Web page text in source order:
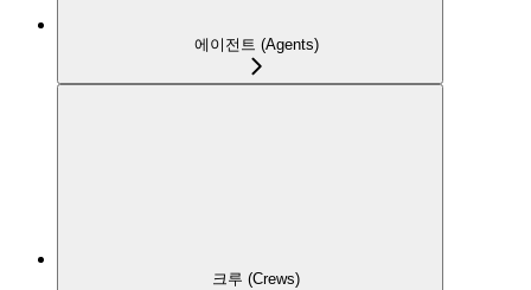
에이전트 (Agents)
크루 (Crews)